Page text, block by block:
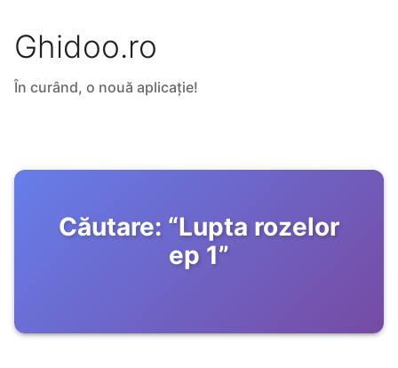
Ghidoo.ro
În curând, o nouă aplicație!
Căutare: “Lupta rozelor
ep 1”